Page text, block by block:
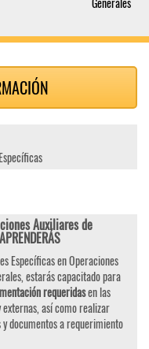
Auxiliares de
Específicas en Operaciones
estarás capacitado para
requeridasen las
así como realizar
documentos a requerimiento